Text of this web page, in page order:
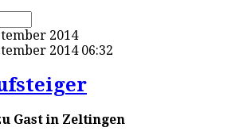
2014
2014 06:32
Gast in Zeltingen